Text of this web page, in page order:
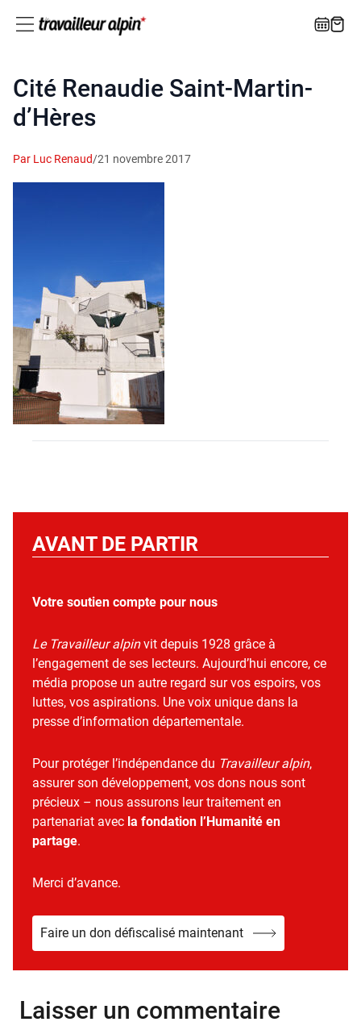
Cité Renaudie Saint-Martin-
d’Hères
Par Luc Renaud/21 novembre 2017
AVANT DE PARTIR
Votre soutien compte pour nous
Le Travailleur alpinvit depuis 1928 grâce à
l’engagement de ses lecteurs. Aujourd’hui encore, ce
média propose un autre regard sur vos espoirs, vos
luttes, vos aspirations. Une voix unique dans la
presse d’information départementale.
Pour protéger l’indépendance du Travailleur alpin,
assurer son développement, vos dons nous sont
précieux – nous assurons leur traitement en
partenariat avec la fondation l’Humanité en
partage.
Merci d’avance.
Faire un don défiscalisé maintenant
Laisser un commentaire